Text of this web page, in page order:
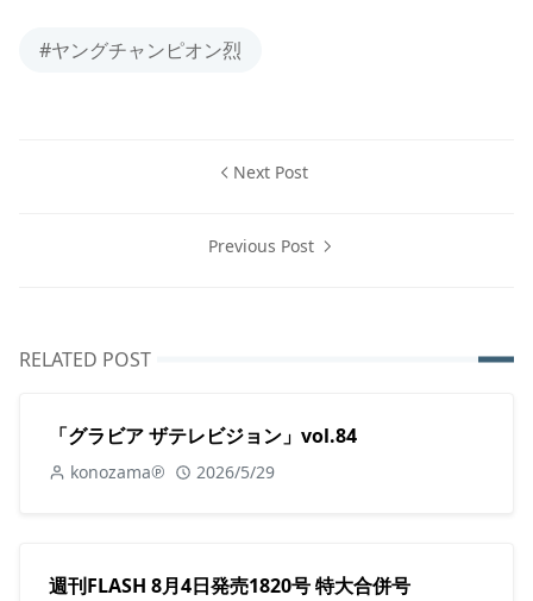
#ヤングチャンピオン烈
Next Post
Previous Post
RELATED POST
「グラビア ザテレビジョン」vol.84
konozama℗ 2026/5/29
週刊FLASH 8月4日発売1820号 特大合併号